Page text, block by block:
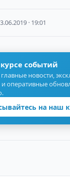
· 19:01
событий
новости,
оперативные
на наш